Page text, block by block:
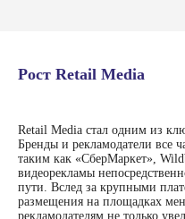
Рост Retail Media
Retail Media стал одним из
Бренды и рекламодатели все
таким как «СберМаркет»,
видеорекламы
пути. Вслед за крупными
размещения на площадках
рекламодателям не только